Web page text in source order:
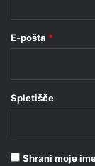
E-pošta *
Spletišče
Shrani moje